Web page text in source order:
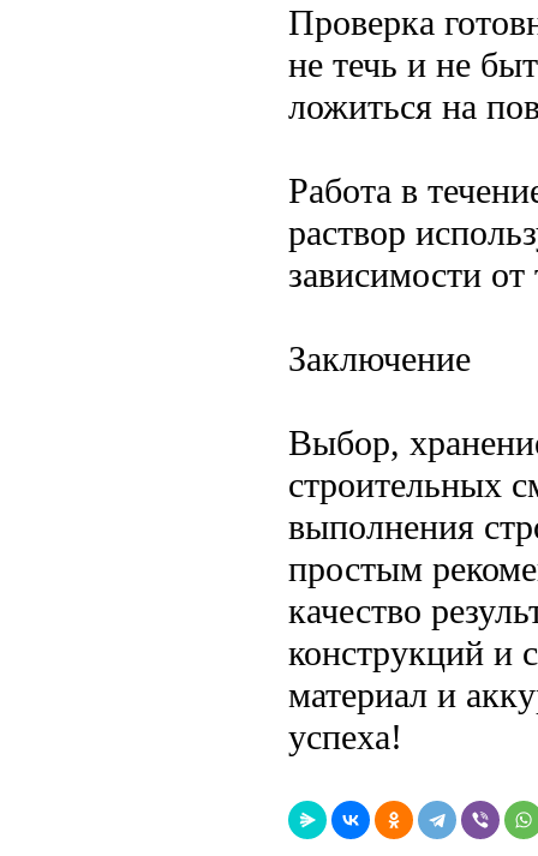
Проверка
не течь и не
ложиться на
Работа в
раствор
зависимости
Заключение
Выбор,
строительных
выполнения
простым
качество
конструкций и
материал и
успеха!